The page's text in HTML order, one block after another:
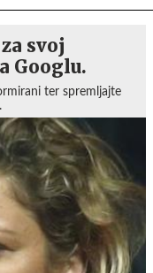
svoj
Googlu.
ter spremljajte